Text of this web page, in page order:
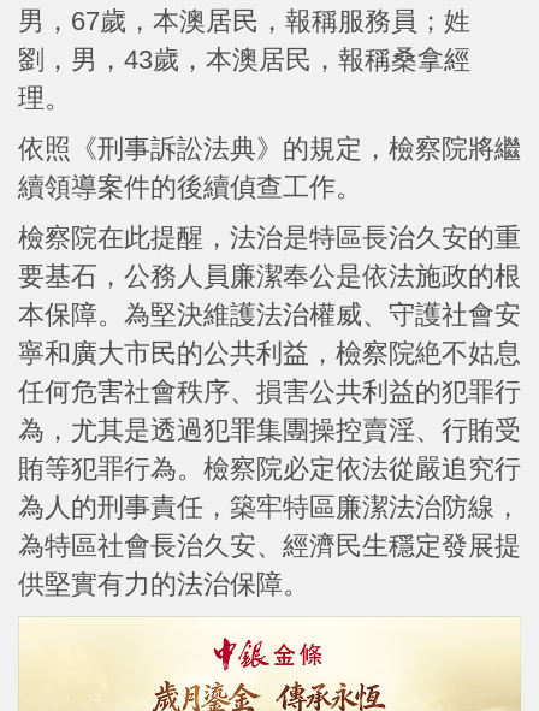
男，67歲，本澳居民，報稱服務員；姓
劉，男，43歲，本澳居民，報稱桑拿經
理。
依照《刑事訴訟法典》的規定，檢察院將繼
續領導案件的後續偵查工作。
檢察院在此提醒，法治是特區長治久安的重
要基石，公務人員廉潔奉公是依法施政的根
本保障。為堅決維護法治權威、守護社會安
寧和廣大市民的公共利益，檢察院絶不姑息
任何危害社會秩序、損害公共利益的犯罪行
為，尤其是透過犯罪集團操控賣淫、行賄受
賄等犯罪行為。檢察院必定依法從嚴追究行
為人的刑事責任，築牢特區廉潔法治防線，
為特區社會長治久安、經濟民生穩定發展提
供堅實有力的法治保障。